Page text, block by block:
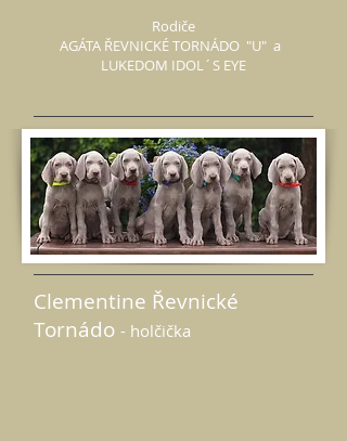
Rodiče
AGÁTA ŘEVNICKÉ TORNÁDO "U" a
LUKEDOM IDOL´S EYE
Clementine Řevnické
Tornádo - holčička